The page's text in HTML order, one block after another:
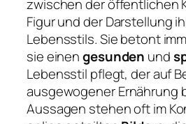
zwischen der öffentlichen
Figur und der Darstellung
Lebensstils. Sie betont
sie einengesunden und
Lebensstil pflegt, der auf
ausgewogener Ernährung
Aussagen stehen oft im